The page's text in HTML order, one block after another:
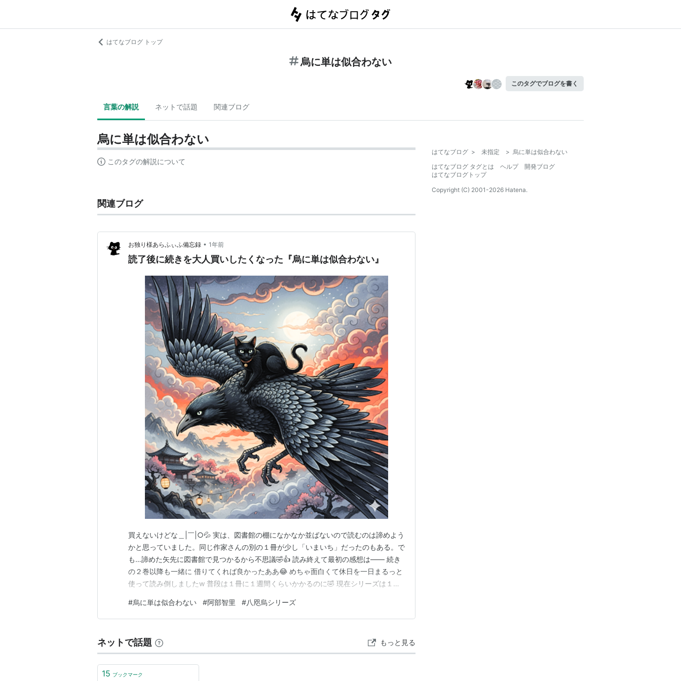
はてなブログ トップ
烏に単は似合わない
このタグでブログを書く
言葉の解説 ネットで話題 関連ブログ
烏に単は似合わない
このタグの解説について
関連ブログ
お独り様あらふぃふ備忘録 • 1年前
読了後に続きを大人買いしたくなった『烏に単は似合わない』
買えないけどな＿|￣|○💦 実は、図書館の棚になかなか並ばないので読むのは諦めよう
かと思っていました。同じ作家さんの別の１冊が少し「いまいち」だったのもある。で
も…諦めた矢先に図書館で見つかるから不思議🤣👍 読み終えて最初の感想は—— 続き
の２巻以降も一緒に 借りてくれば良かったああ😂 めちゃ面白くて休日を一日まるっと
使って読み倒しましたw 普段は１冊に１週間くらいかかるのに🤣 現在シリーズは１３
みでなりません°˖☆◝(⁰▿⁰)◜☆˖° 世界観がいまいち伝わりにくいけど みんな八咫烏な
の？ 名前が読み難くて、なか…
#烏に単は似合わない #阿部智里 #八咫烏シリーズ
ネットで話題 もっと見る
15 ブックマーク
はてなブログ > 未指定 > 烏に単は似合わない
はてなブログ タグとは
ヘルプ
開発ブログ
はてなブログトップ
Copyright (C) 2001-2026 Hatena.